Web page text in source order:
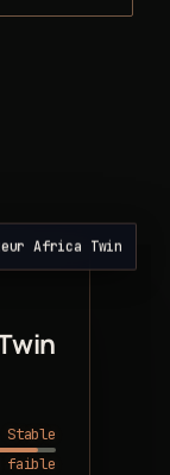
Stable
faible
Africa Twin